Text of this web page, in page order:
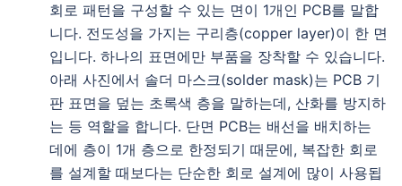
회로 패턴을 구성할 수 있는 면이 1개인 PCB를 말합
니다. 전도성을 가지는 구리층(copper layer)이 한 면
입니다. 하나의 표면에만 부품을 장착할 수 있습니다.
아래 사진에서 솔더 마스크(solder mask)는 PCB 기
판 표면을 덮는 초록색 층을 말하는데, 산화를 방지하
는 등 역할을 합니다. 단면 PCB는 배선을 배치하는
데에 층이 1개 층으로 한정되기 때문에, 복잡한 회로
를 설계할 때보다는 단순한 회로 설계에 많이 사용됩